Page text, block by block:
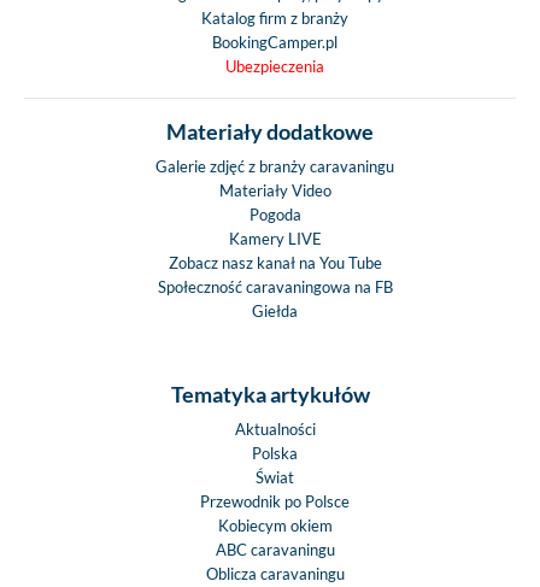
Katalog firm z branży
BookingCamper.pl
Ubezpieczenia
Materiały dodatkowe
Galerie zdjęć z branży caravaningu
Materiały Video
Pogoda
Kamery LIVE
Zobacz nasz kanał na You Tube
Społeczność caravaningowa na FB
Giełda
Tematyka artykułów
Aktualności
Polska
Świat
Przewodnik po Polsce
Kobiecym okiem
ABC caravaningu
Oblicza caravaningu